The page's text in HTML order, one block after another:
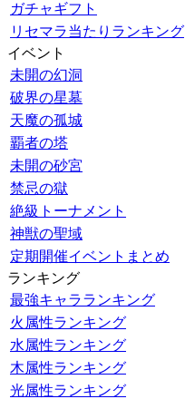
ガチャギフト
リセマラ当たりランキング
イベント
未開の幻洞
破界の星墓
天魔の孤城
覇者の塔
未開の砂宮
禁忌の獄
絶級トーナメント
神獣の聖域
定期開催イベントまとめ
ランキング
最強キャラランキング
火属性ランキング
水属性ランキング
木属性ランキング
光属性ランキング